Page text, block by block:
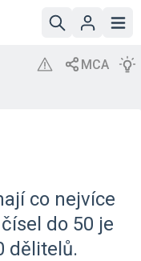
co nejvíce
do 50 je
dělitelů.